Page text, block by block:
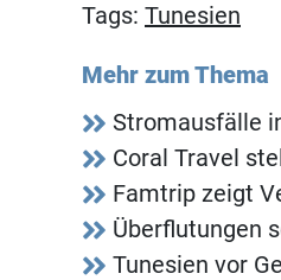
Tags: Tunesien
Mehr zum Thema
Stromausfälle
Coral Travel
Famtrip zeigt
Überflutungen
Tunesien vor